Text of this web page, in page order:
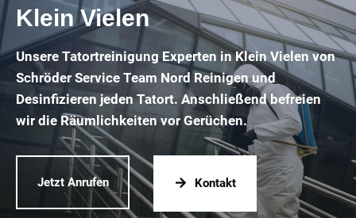
Klein Vielen
Unsere Tatortreinigung Experten in Klein Vielen von
Schröder Service Team Nord Reinigen und
Desinfizieren jeden Tatort. Anschließend befreien
wir die Räumlichkeiten vor Gerüchen.
Jetzt Anrufen Kontakt